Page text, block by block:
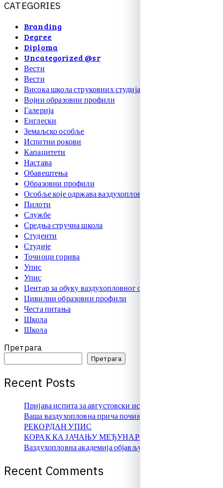
CATEGORIES
Branding
Degree
Diploma
Uncategorized @sr
Вести
Вести
Висока школа струковних студија
Војни образовни профили
Галерија
Енглески
Земаљско особље
Испитни рокови
Капацитети
Настава
Обавештења
Образовни профили
Особље које одржава ваздухоплове
Пилоти
Службе
Средња стручна школа
Студенти
Студије
Точиоци горива
Упис
Упис
Центар за обуку ваздухопловног особља
Цивилни образовни профили
Честа питања
Школа
Школа
Претрага
Претрага
Recent Posts
Пријава испита за августовски испитни рок
Ваша ваздухопловна прича почиње овде!
РЕКОРДАН УПИС
КОРАК КА ЈАЧАЊУ МЕЂУНАРОДНЕ САРАДЊЕ
Ваздухопловна академија објављује упис на � …
Recent Comments